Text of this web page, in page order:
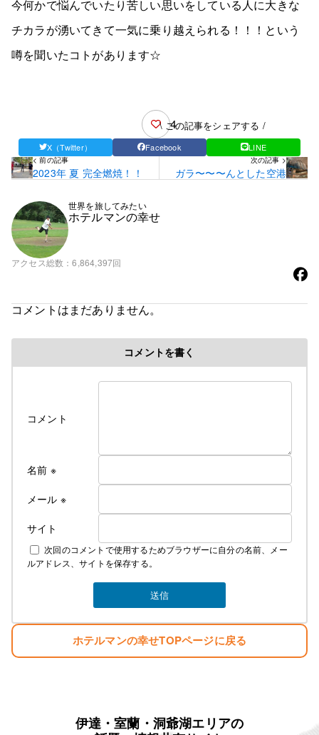
今何かで悩んでいたり苦しい思いをしている人に大きな
チカラが湧いてきて一気に乗り越えられる！！！という
噂を聞いたコトがあります☆
4
\ この記事をシェアする /
X（Twitter） Facebook LINE
< 前の記事
2023年 夏 完全燃焼！！
次の記事 >
ガラ〜〜〜んとした空港
世界を旅してみたい
ホテルマンの幸せ
アクセス総数 6,864,397回
コメントはまだありません。
コメントを書く
コメント
名前 ※
メール ※
サイト
次回のコメントで使用するためブラウザーに自分の名前、メー
ルアドレス、サイトを保存する。
ホテルマンの幸せTOPページに戻る
伊達・室蘭・洞爺湖エリアの